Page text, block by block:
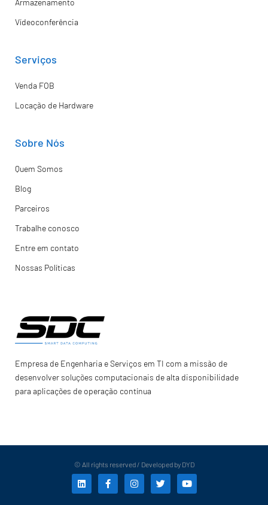
Vídeoconferência
Serviços
Venda FOB
Locação de Hardware
Sobre Nós
Quem Somos
Blog
Parceiros
Trabalhe conosco
Entre em contato
Nossas Políticas
Empresa de Engenharia e Serviços em TI com a missão de
desenvolver soluções computacionais de alta disponibilidade
para aplicações de operação contínua
© All rights reserved / Developed by DYD
L
i
n
F
a
c
I
n
s
T
w
i
Y
o
u